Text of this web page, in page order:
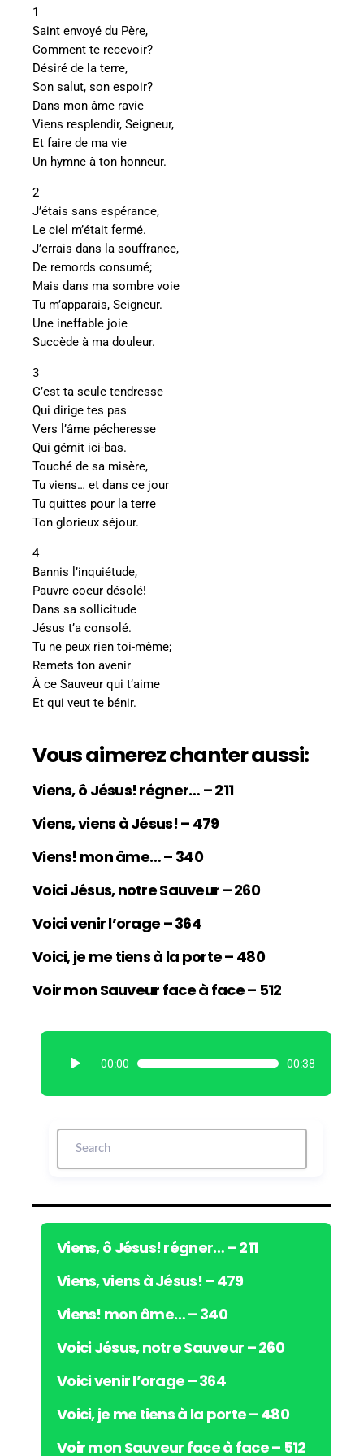
1
Saint envoyé du Père,
Comment te recevoir?
Désiré de la terre,
Son salut, son espoir?
Dans mon âme ravie
Viens resplendir, Seigneur,
Et faire de ma vie
Un hymne à ton honneur.
2
J’étais sans espérance,
Le ciel m’était fermé.
J’errais dans la souffrance,
De remords consumé;
Mais dans ma sombre voie
Tu m’apparais, Seigneur.
Une ineffable joie
Succède à ma douleur.
3
C’est ta seule tendresse
Qui dirige tes pas
Vers l’âme pécheresse
Qui gémit ici-bas.
Touché de sa misère,
Tu viens… et dans ce jour
Tu quittes pour la terre
Ton glorieux séjour.
4
Bannis l’inquiétude,
Pauvre coeur désolé!
Dans sa sollicitude
Jésus t’a consolé.
Tu ne peux rien toi-même;
Remets ton avenir
À ce Sauveur qui t’aime
Et qui veut te bénir.
Vous aimerez chanter aussi:
Viens, ô Jésus! régner… – 211
Viens, viens à Jésus! – 479
Viens! mon âme… – 340
Voici Jésus, notre Sauveur – 260
Voici venir l’orage – 364
Voici, je me tiens à la porte – 480
Voir mon Sauveur face à face – 512
c
e
r
u
d
i
00:00 00:38
Viens, ô Jésus! régner… – 211
Viens, viens à Jésus! – 479
Viens! mon âme… – 340
Voici Jésus, notre Sauveur – 260
Voici venir l’orage – 364
Voici, je me tiens à la porte – 480
Voir mon Sauveur face à face – 512